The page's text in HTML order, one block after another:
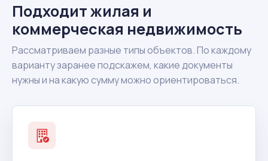
Подходит жилая и
коммерческая недвижимость
Рассматриваем разные типы объектов. По каждому
варианту заранее подскажем, какие документы
нужны и на какую сумму можно ориентироваться.